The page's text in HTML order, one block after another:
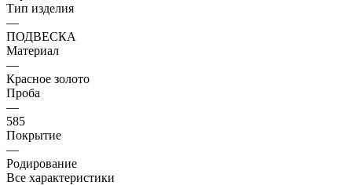
Тип изделия
—
ПОДВЕСКА
Материал
—
Красное золото
Проба
—
585
Покрытие
—
Родирование
Все характеристики